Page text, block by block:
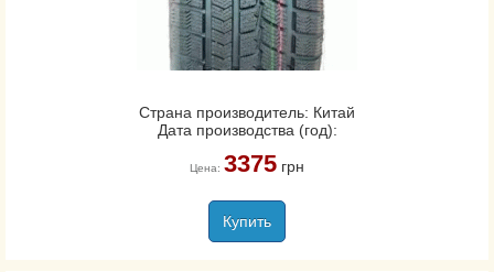
Страна производитель: Китай
Дата производства (год):
Цена: 3375грн
Купить